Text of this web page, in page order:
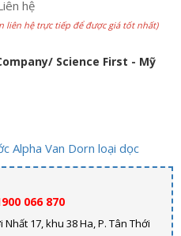
hệ
liên hệ trực tiếp để được giá tốt nhất)
Science First - Mỹ
Alpha Van Dorn loại dọc
066 870
17, khu 38 Ha, P. Tân Thới